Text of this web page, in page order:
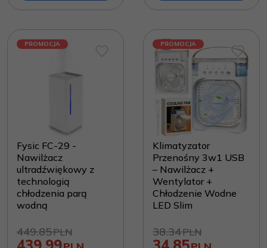
PROMOCJA
Fysic FC-29 -
Nawilżacz
ultradźwiękowy z
technologią
chłodzenia parą
wodną
449.85PLN
PROMOCJA
Klimatyzator
Przenośny 3w1 USB
– Nawilżacz +
Wentylator +
Chłodzenie Wodne
LED Slim
38.34PLN